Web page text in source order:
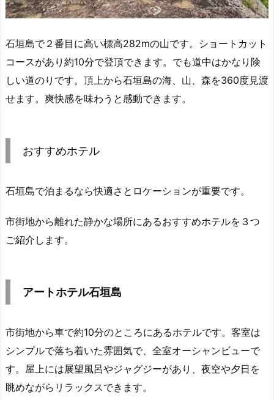
石垣島で２番目に高い標高282mの山です。ショートカット
コースがあり約10分で登頂できます。でも道中はかなり険
しい道のりです。頂上から石垣島の海、山、森を360度見渡
せます。爽快感を味わうと感動できます。
おすすめホテル
石垣島で泊まるなら快適さとロケーションが重要です。
市街地から離れた静かな場所にあるおすすめホテルを３つ
ご紹介します。
アートホテル石垣島
市街地から車で約10分のところにあるホテルです。客室は
シンプルで落ち着いた雰囲気で、全室オーシャンビューで
す。屋上には展望風呂やジャグジーがあり、夜空や夕日を
眺めながらリラックスできます。